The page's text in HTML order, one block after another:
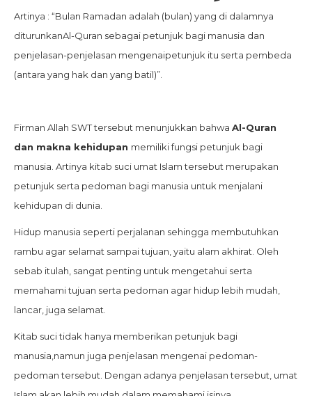
Artinya : “Bulan Ramadan adalah (bulan) yang di dalamnya
diturunkanAl-Quran sebagai petunjuk bagi manusia dan
penjelasan-penjelasan mengenaipetunjuk itu serta pembeda
(antara yang hak dan yang batil)”.
Firman Allah SWT tersebut menunjukkan bahwa Al-Quran
dan makna kehidupan memiliki fungsi petunjuk bagi
manusia. Artinya kitab suci umat Islam tersebut merupakan
petunjuk serta pedoman bagi manusia untuk menjalani
kehidupan di dunia.
Hidup manusia seperti perjalanan sehingga membutuhkan
rambu agar selamat sampai tujuan, yaitu alam akhirat. Oleh
sebab itulah, sangat penting untuk mengetahui serta
memahami tujuan serta pedoman agar hidup lebih mudah,
lancar, juga selamat.
Kitab suci tidak hanya memberikan petunjuk bagi
manusia,namun juga penjelasan mengenai pedoman-
pedoman tersebut. Dengan adanya penjelasan tersebut, umat